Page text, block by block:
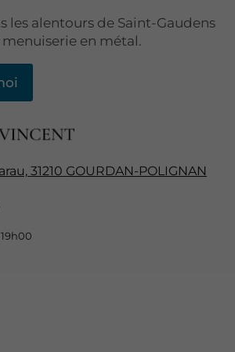
31210 GOURDAN-POLIGNAN
les alentours de Saint-Gaudens
en métal.